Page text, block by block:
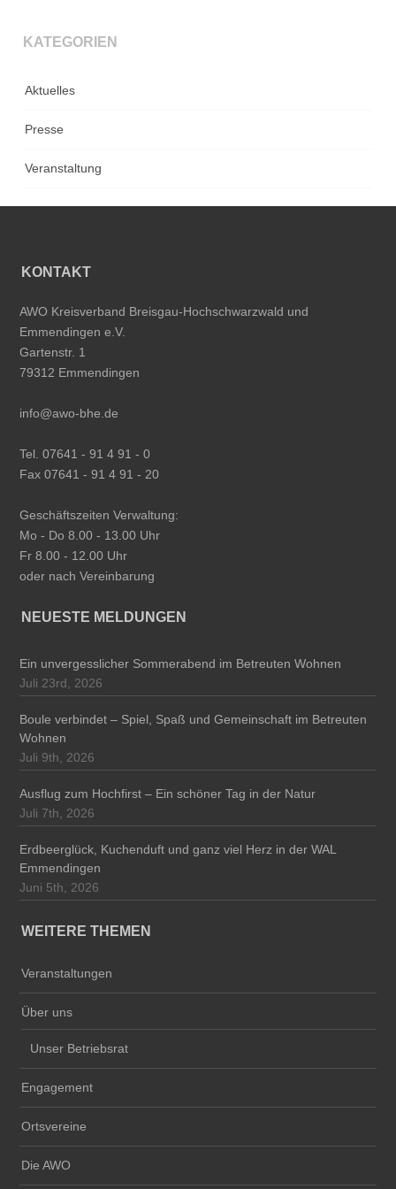
KATEGORIEN
Aktuelles
Presse
Veranstaltung
KONTAKT
AWO Kreisverband Breisgau-Hochschwarzwald und
Emmendingen e.V.
Gartenstr. 1
79312 Emmendingen
info@awo-bhe.de
Tel. 07641 - 91 4 91 - 0
Fax 07641 - 91 4 91 - 20
Geschäftszeiten Verwaltung:
Mo - Do 8.00 - 13.00 Uhr
Fr 8.00 - 12.00 Uhr
oder nach Vereinbarung
NEUESTE MELDUNGEN
Ein unvergesslicher Sommerabend im Betreuten Wohnen
Juli 23rd, 2026
Boule verbindet – Spiel, Spaß und Gemeinschaft im Betreuten
Wohnen
Juli 9th, 2026
Ausflug zum Hochfirst – Ein schöner Tag in der Natur
Juli 7th, 2026
Erdbeerglück, Kuchenduft und ganz viel Herz in der WAL
Emmendingen
Juni 5th, 2026
WEITERE THEMEN
Veranstaltungen
Über uns
Unser Betriebsrat
Engagement
Ortsvereine
Die AWO